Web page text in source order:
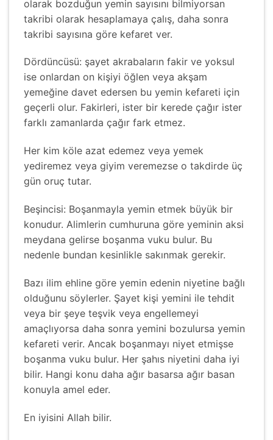
olarak bozduğun yemin sayısını bilmiyorsan
takribi olarak hesaplamaya çalış, daha sonra
takribi sayısına göre kefaret ver.
Dördüncüsü: şayet akrabaların fakir ve yoksul
ise onlardan on kişiyi öğlen veya akşam
yemeğine davet edersen bu yemin kefareti için
geçerli olur. Fakirleri, ister bir kerede çağır ister
farklı zamanlarda çağır fark etmez.
Her kim köle azat edemez veya yemek
yediremez veya giyim veremezse o takdirde üç
gün oruç tutar.
Beşincisi: Boşanmayla yemin etmek büyük bir
konudur. Alimlerin cumhuruna göre yeminin aksi
meydana gelirse boşanma vuku bulur. Bu
nedenle bundan kesinlikle sakınmak gerekir.
Bazı ilim ehline göre yemin edenin niyetine bağlı
olduğunu söylerler. Şayet kişi yemini ile tehdit
veya bir şeye teşvik veya engellemeyi
amaçlıyorsa daha sonra yemini bozulursa yemin
kefareti verir. Ancak boşanmayı niyet etmişse
boşanma vuku bulur. Her şahıs niyetini daha iyi
bilir. Hangi konu daha ağır basarsa ağır basan
konuyla amel eder.
En iyisini Allah bilir.